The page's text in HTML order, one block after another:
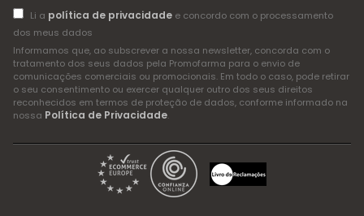
Li a política de privacidadee concordo com o processamento
dos meus dados
Informamos que, ao subscrever a nossa newsletter, concorda com o
tratamento dos seus dados pela Promofarma para o envio de
comunicações comerciais ou promocionais. Em todo o caso, pode retirar
o seu consentimento ou exercer qualquer outro dos seus direitos
reconhecidos em termos de proteção de dados, conforme informado na
nossa Política de Privacidade.